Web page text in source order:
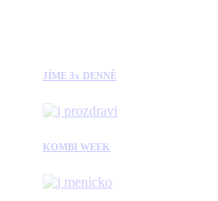
JÍME 3x DENNĚ
KOMBI WEEK